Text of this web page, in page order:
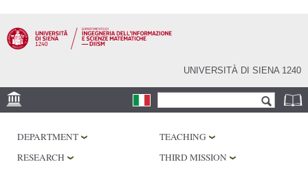
main
content
UNIVERSITÀ DI SIENA 1240
PHD PROGRAM
DEPARTMENT
TEACHING
RESEARCH
THIRD MISSION